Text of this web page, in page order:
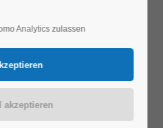
Analytics zulassen